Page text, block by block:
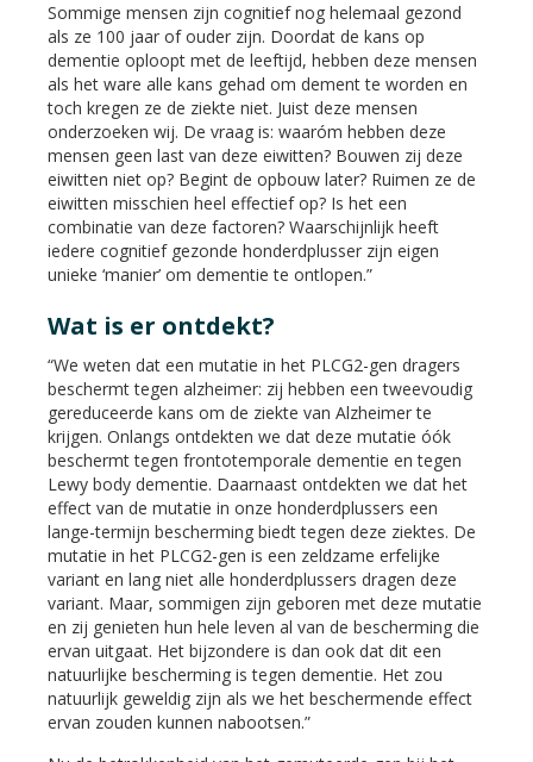
Sommige mensen zijn cognitief nog helemaal gezond
als ze 100 jaar of ouder zijn. Doordat de kans op
dementie oploopt met de leeftijd, hebben deze mensen
als het ware alle kans gehad om dement te worden en
toch kregen ze de ziekte niet. Juist deze mensen
onderzoeken wij. De vraag is: waaróm hebben deze
mensen geen last van deze eiwitten? Bouwen zij deze
eiwitten niet op? Begint de opbouw later? Ruimen ze de
eiwitten misschien heel effectief op? Is het een
combinatie van deze factoren? Waarschijnlijk heeft
iedere cognitief gezonde honderdplusser zijn eigen
unieke ‘manier’ om dementie te ontlopen.”
Wat is er ontdekt?
“We weten dat een mutatie in het PLCG2-gen dragers
beschermt tegen alzheimer: zij hebben een tweevoudig
gereduceerde kans om de ziekte van Alzheimer te
krijgen. Onlangs ontdekten we dat deze mutatie óók
beschermt tegen frontotemporale dementie en tegen
Lewy body dementie. Daarnaast ontdekten we dat het
effect van de mutatie in onze honderdplussers een
lange-termijn bescherming biedt tegen deze ziektes. De
mutatie in het PLCG2-gen is een zeldzame erfelijke
variant en lang niet alle honderdplussers dragen deze
variant. Maar, sommigen zijn geboren met deze mutatie
en zij genieten hun hele leven al van de bescherming die
ervan uitgaat. Het bijzondere is dan ook dat dit een
natuurlijke bescherming is tegen dementie. Het zou
natuurlijk geweldig zijn als we het beschermende effect
ervan zouden kunnen nabootsen.”